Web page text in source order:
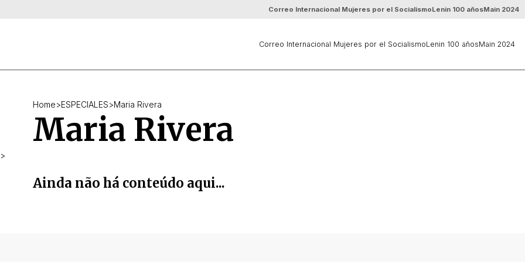
Correo Internacional Mujeres por el SocialismoLenin 100 añosMain 2024
Correo Internacional Mujeres por el SocialismoLenin 100 añosMain 2024
Home>ESPECIALES>Maria Rivera
Maria Rivera
>
Ainda não há conteúdo aqui...